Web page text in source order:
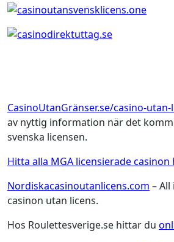
CasinoUtanGränser.se/casino-
av nyttig information när det
svenska licensen.
Hitta alla MGA licensierade casinon
Nordiskacasinoutanlicens.com –
casinon utan licens.
Hos Roulettesverige.se hittar du